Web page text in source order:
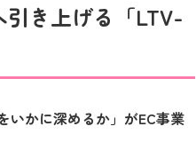
引き上げる「LTV-
いかに深めるか」がEC事業